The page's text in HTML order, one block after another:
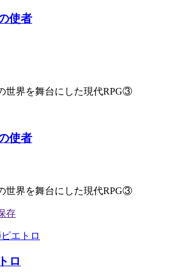
使者
世界を舞台にした現代RPG③
使者
世界を舞台にした現代RPG③
ロ